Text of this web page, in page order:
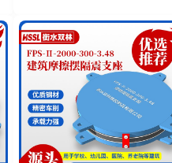
2000-400-4.11厂家